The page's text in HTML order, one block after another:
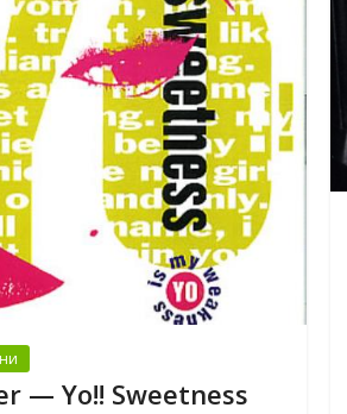
— Yo!! Sweetness